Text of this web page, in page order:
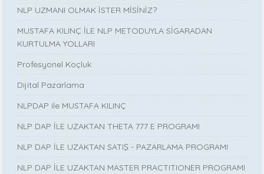
NLP UZMANI OLMAK İSTER MİSİNİZ?
MUSTAFA KILINÇ İLE NLP METODUYLA SİGARADAN
KURTULMA YOLLARI
Profesyonel Koçluk
Dijital Pazarlama
NLPDAP ile MUSTAFA KILINÇ
NLP DAP İLE UZAKTAN THETA 777 E PROGRAMI
NLP DAP İLE UZAKTAN SATIŞ - PAZARLAMA PROGRAMI
NLP DAP İLE UZAKTAN MASTER PRACTITIONER PROGRAMI